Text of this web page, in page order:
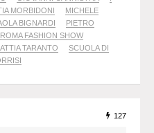
MORBIDONI
MICHELE
BIGNARDI
PIETRO
ROMA FASHION SHOW
TARANTO
SCUOLA DI
127